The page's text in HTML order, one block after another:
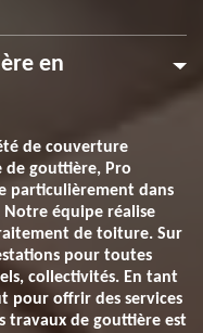
en
de couverture
de gouttière, Pro
particulièrement dans
Notre équipe réalise
de toiture. Sur
pour toutes
collectivités. En tant
pour offrir des services
travaux de gouttière est